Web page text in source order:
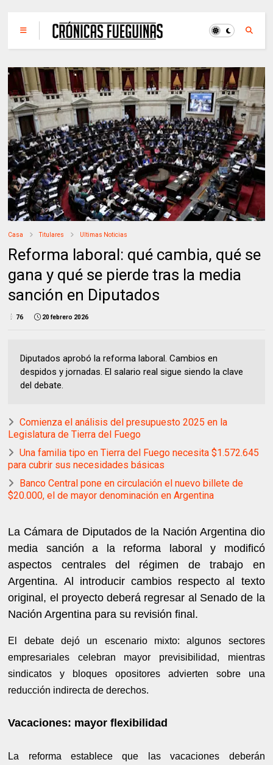
Casa Titulares Ultimas Noticias
Reforma laboral: qué cambia, qué se
gana y qué se pierde tras la media
sanción en Diputados
76 20 febrero 2026
Diputados aprobó la reforma laboral. Cambios en
despidos y jornadas. El salario real sigue siendo la clave
del debate.
Comienza el análisis del presupuesto 2025 en la
Legislatura de Tierra del Fuego
Una familia tipo en Tierra del Fuego necesita $1.572.645
para cubrir sus necesidades básicas
Banco Central pone en circulación el nuevo billete de
$20.000, el de mayor denominación en Argentina
La Cámara de Diputados de la Nación Argentina dio
media sanción a la reforma laboral y modificó
aspectos centrales del régimen de trabajo en
Argentina. Al introducir cambios respecto al texto
original, el proyecto deberá regresar al Senado de la
Nación Argentina para su revisión final.
El debate dejó un escenario mixto: algunos sectores
empresariales celebran mayor previsibilidad, mientras
sindicatos y bloques opositores advierten sobre una
reducción indirecta de derechos.
Vacaciones: mayor flexibilidad
La reforma establece que las vacaciones deberán